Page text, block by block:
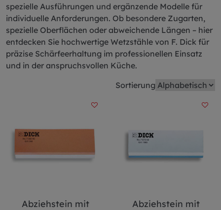
spezielle Ausführungen und ergänzende Modelle für
individuelle Anforderungen. Ob besondere Zugarten,
spezielle Oberflächen oder abweichende Längen – hier
entdecken Sie hochwertige Wetzstähle von F. Dick für
präzise Schärfeerhaltung im professionellen Einsatz
und in der anspruchsvollen Küche.
Sortierung
Abziehstein mit
Abziehstein mit